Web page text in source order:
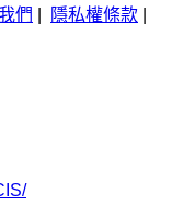
們 隱私權條款